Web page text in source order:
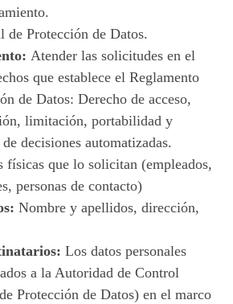
de Protección de Datos.
Atender las solicitudes en el
que establece el Reglamento
de Datos: Derecho de acceso,
limitación, portabilidad y
decisiones automatizadas.
físicas que lo solicitan (empleados,
personas de contacto)
Nombre y apellidos, dirección,
Los datos personales
a la Autoridad de Control
Protección de Datos) en el marco